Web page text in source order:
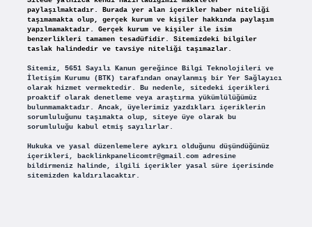
paylaşılmaktadır. Burada yer alan içerikler haber niteliği
taşımamakta olup, gerçek kurum ve kişiler hakkında paylaşım
yapılmamaktadır. Gerçek kurum ve kişiler ile isim
benzerlikleri tamamen tesadüfidir. Sitemizdeki bilgiler
taslak halindedir ve tavsiye niteliği taşımazlar.
Sitemiz, 5651 Sayılı Kanun gereğince Bilgi Teknolojileri ve
İletişim Kurumu (BTK) tarafından onaylanmış bir Yer Sağlayıcı
olarak hizmet vermektedir. Bu nedenle, sitedeki içerikleri
proaktif olarak denetleme veya araştırma yükümlülüğümüz
bulunmamaktadır. Ancak, üyelerimiz yazdıkları içeriklerin
sorumluluğunu taşımakta olup, siteye üye olarak bu
sorumluluğu kabul etmiş sayılırlar.
Hukuka ve yasal düzenlemelere aykırı olduğunu düşündüğünüz
içerikleri, backlinkpanelicomtr@gmail.comadresine
bildirmeniz halinde, ilgili içerikler yasal süre içerisinde
sitemizden kaldırılacaktır.